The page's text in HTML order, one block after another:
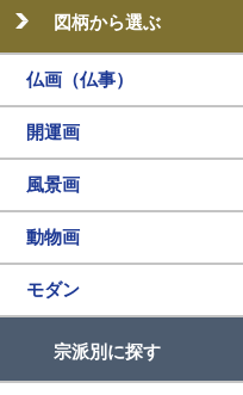
図柄から選ぶ
仏画（仏事）
開運画
風景画
動物画
モダン
宗派別に探す